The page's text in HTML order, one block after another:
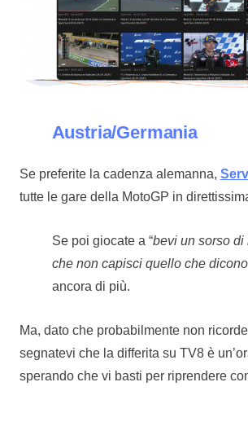
Austria/Germania
Se preferite la cadenza alemanna,
tutte le gare della MotoGP in
Se poi giocate a “bevi un sorso di
che non capisci quello che dicono
ancora di più.
Ma, dato che probabilmente non
segnatevi che la differita su TV8 è
sperando che vi basti per riprendere